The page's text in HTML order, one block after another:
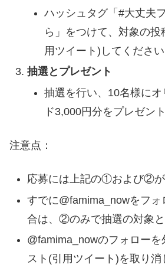
ハッシュタグ「#大丈夫
ら」をつけて、対象の投
用ツイート)してください
抽選とプレゼント
抽選を行い、10名様に
ド3,000円分をプレゼン
注意点：
応募には上記の①および②が
すでに@famima_nowをフ
合は、②のみで抽選の対象と
@famima_nowのフォロー
スト(引用ツイート)を取り